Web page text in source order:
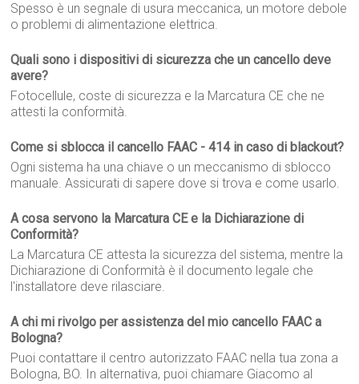
Spesso è un segnale di usura meccanica, un motore debole
o problemi di alimentazione elettrica.
Quali sono i dispositivi di sicurezza che un cancello deve
avere?
Fotocellule, coste di sicurezza e la Marcatura CE che ne
attesti la conformità.
Come si sblocca il cancello FAAC - 414 in caso di blackout?
Ogni sistema ha una chiave o un meccanismo di sblocco
manuale. Assicurati di sapere dove si trova e come usarlo.
A cosa servono la Marcatura CE e la Dichiarazione di
Conformità?
La Marcatura CE attesta la sicurezza del sistema, mentre la
Dichiarazione di Conformità è il documento legale che
l'installatore deve rilasciare.
A chi mi rivolgo per assistenza del mio cancello FAAC a
Bologna?
Puoi contattare il centro autorizzato FAAC nella tua zona a
Bologna, BO. In alternativa, puoi chiamare Giacomo al